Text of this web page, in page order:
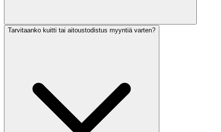
Tarvitaanko kuitti tai aitoustodistus myyntiä varten?